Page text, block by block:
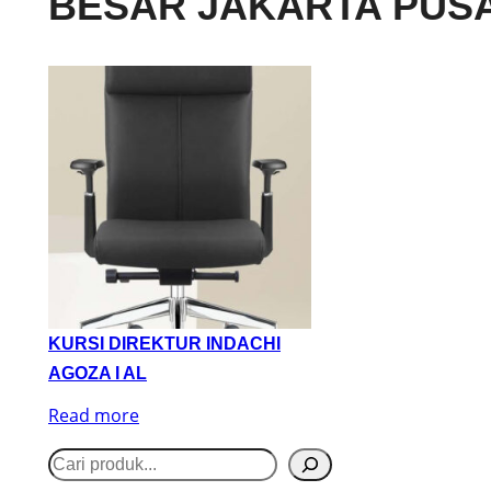
KURSI DIREKTUR INDACHI
AGOZA I AL
Read more
S